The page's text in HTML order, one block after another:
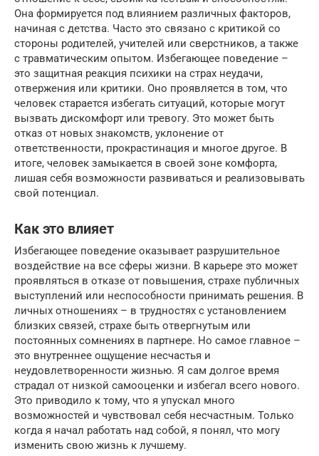
Она формируется под влиянием различных факторов,
начиная с детства. Часто это связано с критикой со
стороны родителей, учителей или сверстников, а также
с травматическим опытом. Избегающее поведение –
это защитная реакция психики на страх неудачи,
отвержения или критики. Оно проявляется в том, что
человек старается избегать ситуаций, которые могут
вызвать дискомфорт или тревогу. Это может быть
отказ от новых знакомств, уклонение от
ответственности, прокрастинация и многое другое. В
итоге, человек замыкается в своей зоне комфорта,
лишая себя возможности развиваться и реализовывать
свой потенциал.
Как это влияет
Избегающее поведение оказывает разрушительное
воздействие на все сферы жизни. В карьере это может
проявляться в отказе от повышения, страхе публичных
выступлений или неспособности принимать решения. В
личных отношениях – в трудностях с установлением
близких связей, страхе быть отвергнутым или
постоянных сомнениях в партнере. Но самое главное –
это внутреннее ощущение несчастья и
неудовлетворенности жизнью. Я сам долгое время
страдал от низкой самооценки и избегал всего нового.
Это приводило к тому, что я упускал много
возможностей и чувствовал себя несчастным. Только
когда я начал работать над собой, я понял, что могу
изменить свою жизнь к лучшему.